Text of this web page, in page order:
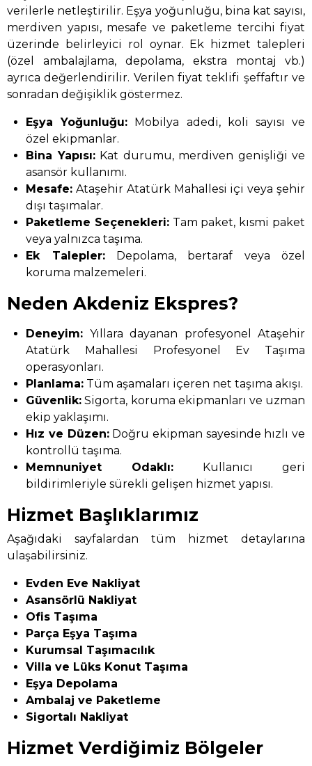
verilerle netleştirilir. Eşya yoğunluğu, bina kat sayısı,
merdiven yapısı, mesafe ve paketleme tercihi fiyat
üzerinde belirleyici rol oynar. Ek hizmet talepleri
(özel ambalajlama, depolama, ekstra montaj vb.)
ayrıca değerlendirilir. Verilen fiyat teklifi şeffaftır ve
sonradan değişiklik göstermez.
Eşya Yoğunluğu: Mobilya adedi, koli sayısı ve
özel ekipmanlar.
Bina Yapısı:Kat durumu, merdiven genişliği ve
asansör kullanımı.
Mesafe: Ataşehir Atatürk Mahallesi içi veya şehir
dışı taşımalar.
Paketleme Seçenekleri:Tam paket, kısmi paket
veya yalnızca taşıma.
Ek Talepler:Depolama, bertaraf veya özel
koruma malzemeleri.
Neden Akdeniz Ekspres?
Deneyim: Yıllara dayanan profesyonel Ataşehir
Atatürk Mahallesi Profesyonel Ev Taşıma
operasyonları.
Planlama: Tüm aşamaları içeren net taşıma akışı.
Güvenlik: Sigorta, koruma ekipmanları ve uzman
ekip yaklaşımı.
Hız ve Düzen:Doğru ekipman sayesinde hızlı ve
kontrollü taşıma.
Memnuniyet Odaklı: Kullanıcı geri
bildirimleriyle sürekli gelişen hizmet yapısı.
Hizmet Başlıklarımız
Aşağıdaki sayfalardan tüm hizmet detaylarına
ulaşabilirsiniz.
Evden Eve Nakliyat
Asansörlü Nakliyat
Ofis Taşıma
Parça Eşya Taşıma
Kurumsal Taşımacılık
Villa ve Lüks Konut Taşıma
Eşya Depolama
Ambalaj ve Paketleme
Sigortalı Nakliyat
Hizmet Verdiğimiz Bölgeler